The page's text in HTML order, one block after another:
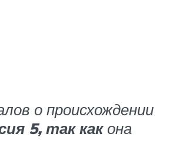
о происхождении
5, так какона